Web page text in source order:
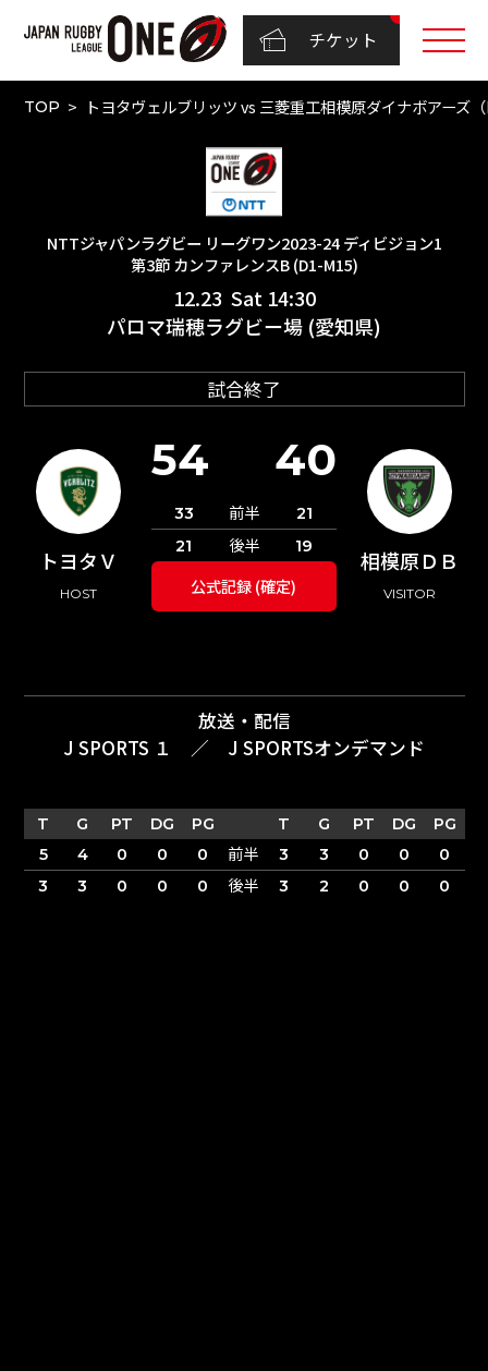
チケット
TOP トヨタヴェルブリッツ vs 三菱重工相模原ダイナボアー
NTTジャパンラグビー リーグワン2023-24 ディビジョン1
第3節 カンファレンスB (D1-M15)
12.23 Sat 14:30
パロマ瑞穂ラグビー場 (愛知県)
試合終了
トヨタＶ
HOST
相模原ＤＢ
VISITOR
54 40
33 前半
21
21
後半 19
公式記録 (確定)
放送・配信
J SPORTS １
／ J SPORTSオンデマンド
T G PT DG PG T G PT DG
PG
5
4 0 0 0 前半 3 3 0 0
0
3
3 0 0 0 後半 3 2 0 0 0